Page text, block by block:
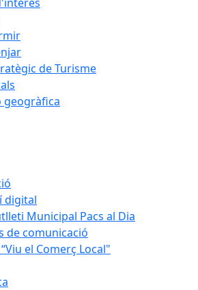
de Turisme
digital
Municipal Pacs al Dia
de comunicació
el Comerç Local"